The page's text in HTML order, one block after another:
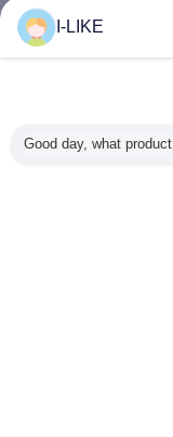
多くスプレーのペン
衝撃耐性 快速乾燥
金属やプラスチッ
I-LIKE
Good day, what